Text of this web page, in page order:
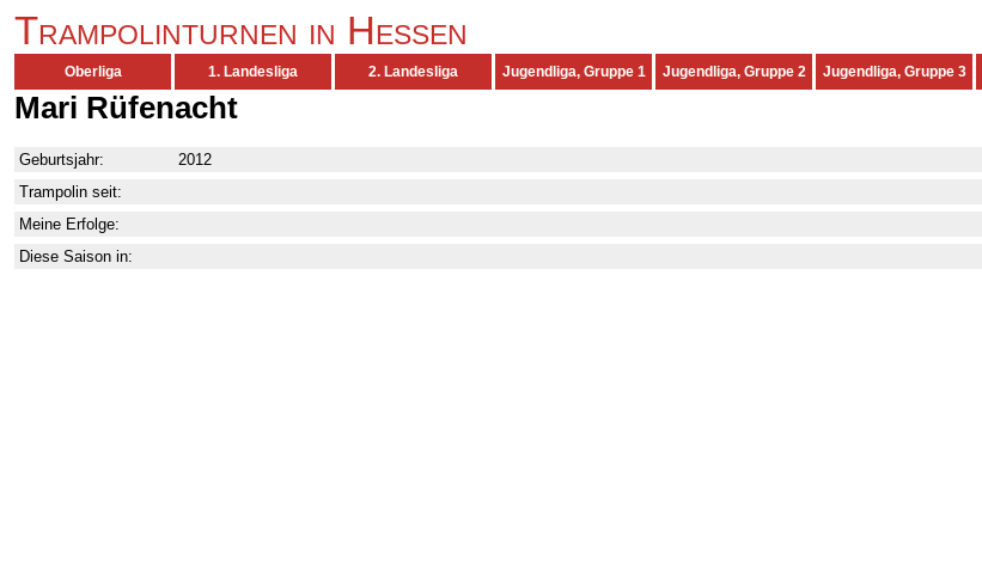
Trampolinturnen in Hessen
Oberliga 1. Landesliga 2. Landesliga Jugendliga, Gruppe 1 Jugendliga, Gruppe 2 Jugendliga, Gruppe 3
Mari Rüfenacht
Geburtsjahr:
2012
Trampolin seit:
Meine Erfolge:
Diese Saison in: